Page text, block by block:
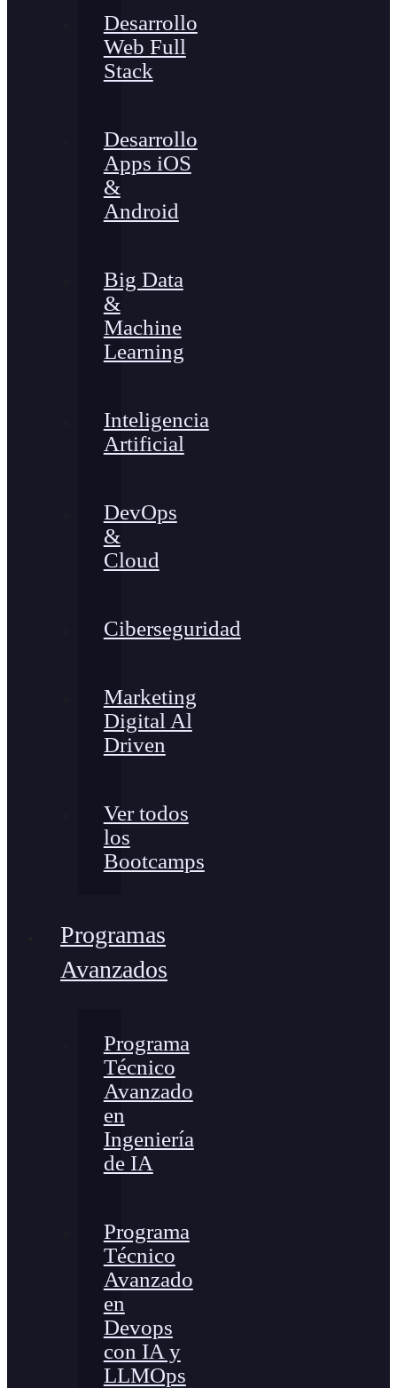
Desarrollo
Web Full
Stack
Desarrollo
Apps iOS
&
Android
Big Data
&
Machine
Learning
Inteligencia
Artificial
DevOps
&
Cloud
Ciberseguridad
Marketing
Digital Al
Driven
Ver todos
los
Bootcamps
Programas
Avanzados
Programa
Técnico
Avanzado
en
Ingeniería
de IA
Programa
Técnico
Avanzado
en
Devops
con IA y
LLMOps